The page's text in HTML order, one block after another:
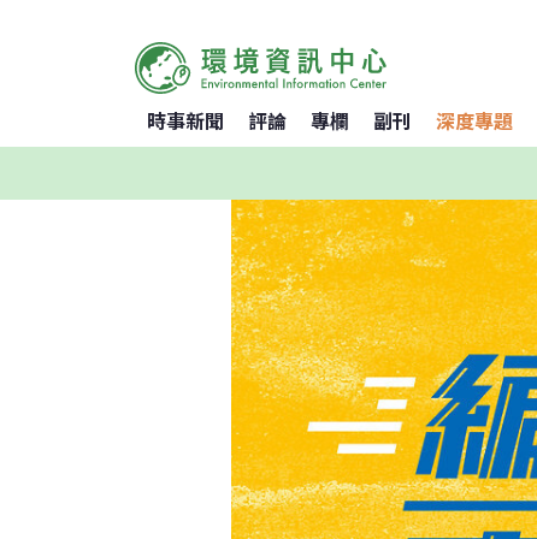
時事新聞 評論 專欄 副刊 深度專題